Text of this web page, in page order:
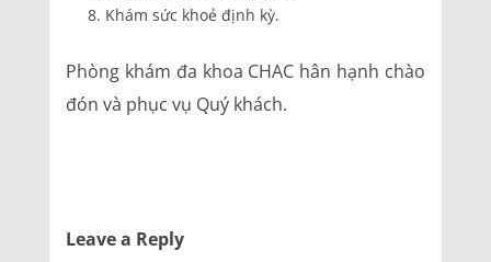
Khám sức khoẻ định kỳ.
Phòng khám đa khoa CHAC hân hạnh chào
đón và phục vụ Quý khách.
Leave a Reply